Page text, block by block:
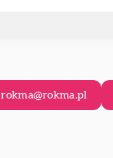
rokma@rokma.pl